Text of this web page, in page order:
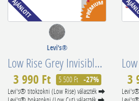
Levi's®
Low Rise Grey Invisible Footie Socks 3 Pack 701224671003
3 990 Ft 5 500 Ft -27%
Levi's® titokzokni (Low Rise) választék ⮕
3